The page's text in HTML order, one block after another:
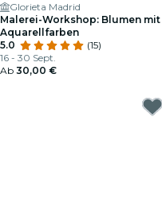
Glorieta Madrid
Malerei-Workshop: Blumen mit
Aquarellfarben
5.0
(15)
16 - 30 Sept.
Ab 30,00 €